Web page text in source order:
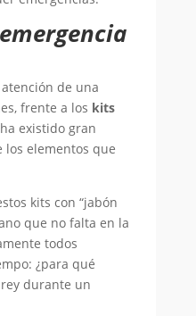
de una
frente a los kits
existido gran
los elementos que
kits con “jabón
que no falta en la
todos
¿para qué
durante un